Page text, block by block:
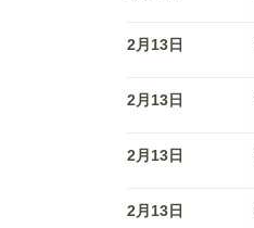
2月13日
2月13日
2月13日
2月13日